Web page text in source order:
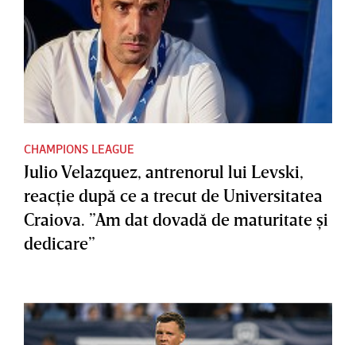
CHAMPIONS LEAGUE
Julio Velazquez, antrenorul lui Levski,
reacţie după ce a trecut de Universitatea
Craiova. ”Am dat dovadă de maturitate şi
dedicare”